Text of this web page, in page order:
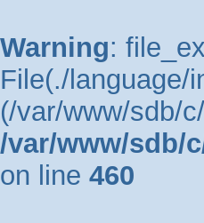
Warning:
File(./language/
(/var/www/sdb/
/var/www/sdb/
on line 460